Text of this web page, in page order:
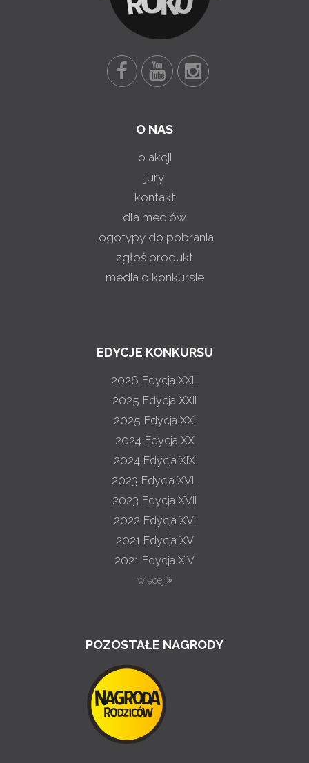
O NAS
o akcji
jury
kontakt
dla mediów
logotypy do pobrania
zgłoś produkt
media o konkursie
EDYCJE KONKURSU
2026 Edycja XXIII
2025 Edycja XXII
2025 Edycja XXI
2024 Edycja XX
2024 Edycja XIX
2023 Edycja XVIII
2023 Edycja XVII
2022 Edycja XVI
2021 Edycja XV
2021 Edycja XIV
więcej
POZOSTAŁE NAGRODY